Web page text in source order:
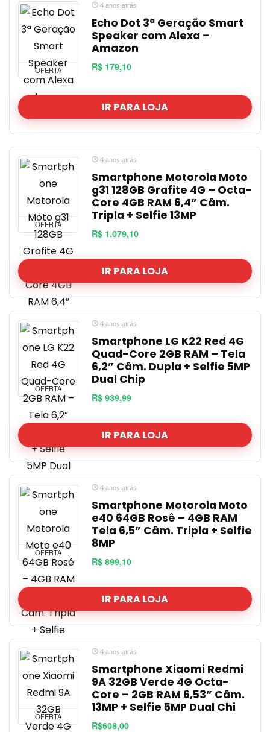
OFERTA
4 anos atrás
Echo Dot 3ª Geração Smart
Speaker com Alexa –
Amazon
R$ 179,10
IR PARA LOJA
OFERTA
4 anos atrás
Smartphone Motorola Moto
g31 128GB Grafite 4G – Octa-
Core 4GB RAM 6,4” Câm.
Tripla + Selfie 13MP
R$ 1.079,10
IR PARA LOJA
OFERTA
4 anos atrás
Smartphone LG K22 Red 4G
Quad-Core 2GB RAM – Tela
6,2” Câm. Dupla + Selfie 5MP
Dual Chip
R$ 939,99
IR PARA LOJA
OFERTA
4 anos atrás
Smartphone Motorola Moto
e40 64GB Rosê – 4GB RAM
Tela 6,5” Câm. Tripla + Selfie
8MP
R$ 899,10
IR PARA LOJA
OFERTA
4 anos atrás
Smartphone Xiaomi Redmi
9A 32GB Verde 4G Octa-
Core – 2GB RAM 6,53” Câm.
13MP + Selfie 5MP Dual Chi
R$608,00